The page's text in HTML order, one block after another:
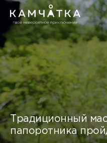
Традиционный
папоротника